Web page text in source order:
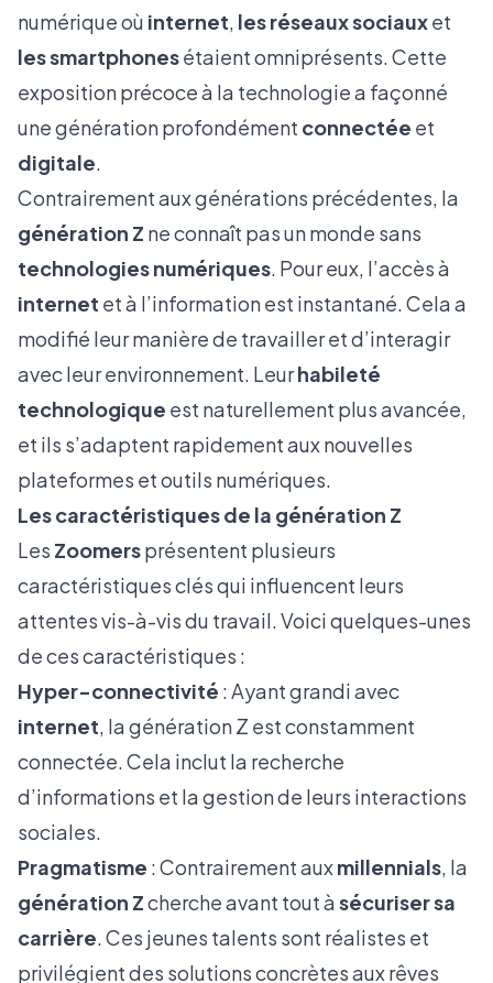
numérique où internet, les réseaux sociauxet
les smartphonesétaient omniprésents. Cette
exposition précoce à la technologie a façonné
une génération profondément connectée et
digitale.
Contrairement aux générations précédentes, la
génération Z ne connaît pas un monde sans
technologies numériques. Pour eux, l’accès à
internet et à l’information est instantané. Cela a
modifié leur manière de travailler et d’interagir
avec leur environnement. Leurhabileté
technologique est naturellement plus avancée,
et ils s’adaptent rapidement aux nouvelles
plateformes et outils numériques.
Les caractéristiques de la génération Z
Les Zoomersprésentent plusieurs
caractéristiques clés qui influencent leurs
attentes vis-à-vis du travail. Voici quelques-unes
de ces caractéristiques :
Hyper-connectivité : Ayant grandi avec
internet, la génération Z est constamment
connectée. Cela inclut la recherche
d’informations et la gestion de leurs interactions
sociales.
Pragmatisme : Contrairement auxmillennials, la
génération Zcherche avant tout àsécuriser sa
carrière. Ces jeunes talents sont réalistes et
privilégient des solutions concrètes aux rêves